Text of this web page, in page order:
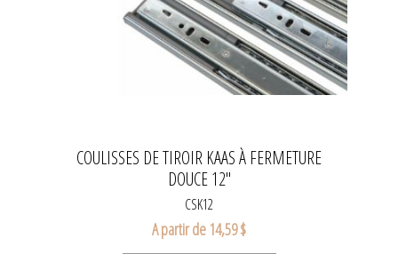
COULISSES DE TIROIR KAAS À FERMETURE
DOUCE 12"
CSK12
A partir de 14,59 $